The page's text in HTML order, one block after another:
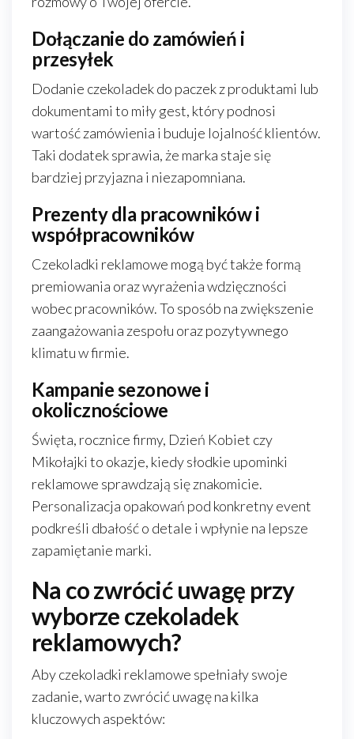
Dołączanie do zamówień i
przesyłek
Dodanie czekoladek do paczek z produktami lub
dokumentami to miły gest, który podnosi
wartość zamówienia i buduje lojalność klientów.
Taki dodatek sprawia, że marka staje się
bardziej przyjazna i niezapomniana.
Prezenty dla pracowników i
współpracowników
Czekoladki reklamowe mogą być także formą
premiowania oraz wyrażenia wdzięczności
wobec pracowników. To sposób na zwiększenie
zaangażowania zespołu oraz pozytywnego
klimatu w firmie.
Kampanie sezonowe i
okolicznościowe
Święta, rocznice firmy, Dzień Kobiet czy
Mikołajki to okazje, kiedy słodkie upominki
reklamowe sprawdzają się znakomicie.
Personalizacja opakowań pod konkretny event
podkreśli dbałość o detale i wpłynie na lepsze
zapamiętanie marki.
Na co zwrócić uwagę przy
wyborze czekoladek
reklamowych?
Aby czekoladki reklamowe spełniały swoje
zadanie, warto zwrócić uwagę na kilka
kluczowych aspektów: